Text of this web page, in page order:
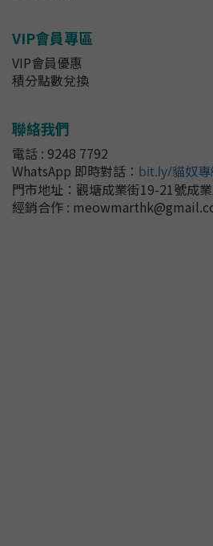
VIP會員專區
VIP會員優惠
積分點數兌換
聯絡我們
電話 : 9248 7792
WhatsApp 即時對話 ： bit.ly/貓奴專
門市地址： 觀塘成業街19-21號成
經銷合作 :